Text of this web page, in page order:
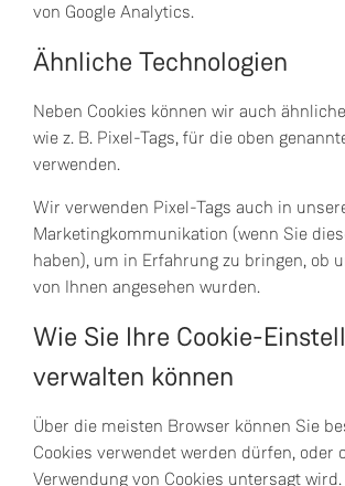
von Google Analytics.
Ähnliche Technologien
Neben Cookies können wir auch
wie z. B. Pixel-Tags, für die oben
verwenden.
Wir verwenden Pixel-Tags auch in
Marketingkommunikation (wenn Sie
haben), um in Erfahrung zu bringen, ob
von Ihnen angesehen wurden.
Wie Sie Ihre Cookie-
verwalten können
Über die meisten Browser können Sie
Cookies verwendet werden dürfen, oder
Verwendung von Cookies untersagt wird.